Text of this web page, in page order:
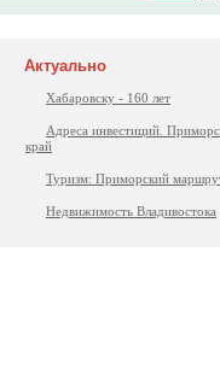
Актуально
Хабаровску - 160 лет
Адреса инвестиций.
край
Туризм: Приморский
Недвижимость Владивостока